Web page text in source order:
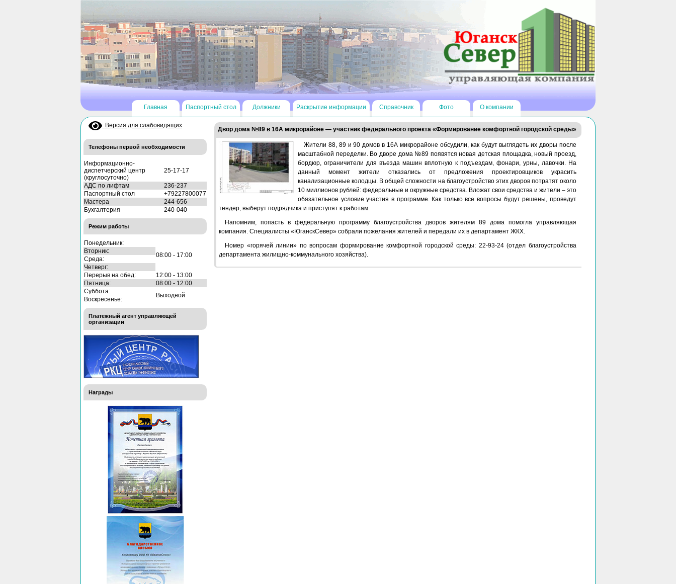
Главная Паспортный стол Должники Раскрытие информации Справочник Фото О компании
Версия для слабовидящих
Телефоны первой необходимости
Информационно-
диспетчерский центр
(круглосуточно)
25-17-17
АДС по лифтам
236-237
Паспортный стол
+79227800077
Мастера
244-656
Бухгалтерия
240-040
Режим работы
Понедельник:
08:00 - 17:00
Вторник:
Среда:
Четверг:
Перерыв на обед:
12:00 - 13:00
Пятница:
08:00 - 12:00
Суббота:
Выходной
Воскресенье:
Платежный агент управляющей
организации
Награды
Двор дома №89 в 16А микрорайоне — участник федерального проекта «Формирование комфортной городской среды»
Жители 88, 89 и 90 домов в 16А микрорайоне обсудили, как будут выглядеть их дворы после
масштабной переделки. Во дворе дома №89 появятся новая детская площадка, новый проезд,
бордюр, ограничители для въезда машин вплотную к подъездам, фонари, урны, лавочки. На
данный момент жители отказались от предложения проектировщиков украсить
канализационные колодцы. В общей сложности на благоустройство этих дворов потратят около
10 миллионов рублей: федеральные и окружные средства. Вложат свои средства и жители – это
обязательное условие участия в программе. Как только все вопросы будут решены, проведут
тендер, выберут подрядчика и приступят к работам.
Напомним, попасть в федеральную программу благоустройства дворов жителям 89 дома помогла управляющая
компания. Специалисты «ЮганскСевер» собрали пожелания жителей и передали их в департамент ЖКХ.
Номер «горячей линии» по вопросам формирование комфортной городской среды: 22-93-24 (отдел благоустройства
департамента жилищно-коммунального хозяйства).